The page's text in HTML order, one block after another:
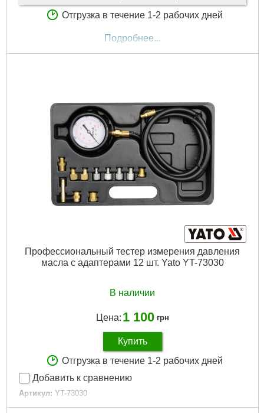
Отгрузка в течение 1-2 рабочих дней
Подробнее...
Профессиональный тестер измерения давления
масла с адаптерами 12 шт. Yato YT-73030
В наличии
Цена: 1 100 грн
Купить
Отгрузка в течение 1-2 рабочих дней
Добавить к сравнению
Артикул: YT-73030
Код товара: 16.26.42